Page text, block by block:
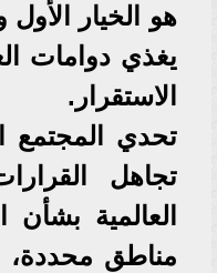
هو الخيار
يغذي دوامات
الاستقرار.
​تحدي المجتمع
تجاهل
العالمية
مناطق